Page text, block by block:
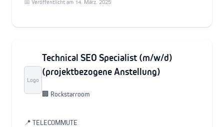
📅 Veröffentlicht am 14. März. 2025
Logo
Technical SEO Specialist (m/w/d)
(projektbezogene Anstellung)
🏢 Rockstarroom
📍 TELECOMMUTE